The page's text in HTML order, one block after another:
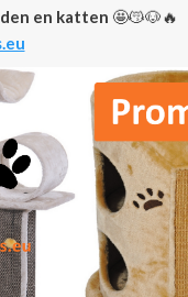
huisdier
honden met
Nieuws Tips
Zo maak je
fotoboek
en katten 🤩😽🐶🔥